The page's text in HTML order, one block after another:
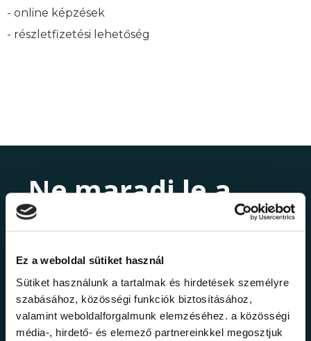
Ez a weboldal sütiket használ
Sütiket használunk a tartalmak és hirdetések személyre
szabásához, közösségi funkciók biztosításához,
valamint weboldalforgalmunk elemzéséhez. a közösségi
média-, hirdető- és elemező partnereinkkel megosztjuk
- online képzések
- részletfizetési lehetőség
Ne maradj le a
legfrissebb
információkról!
Értesülj elsőként legújabb tanfolyamainkról,
legfrissebb híreinkről és időszakos
promócióinkról.